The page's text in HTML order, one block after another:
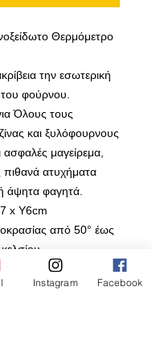
Θερμόμετρο
την εσωτερική
φούρνου.
Όλους τους
και ξυλόφουρνους
μαγείρεμα,
ατυχήματα
άψητα φαγητά.
x Y6cm
από 50° έως
ανοξείδωτο ατσάλι,
Instagram Facebook